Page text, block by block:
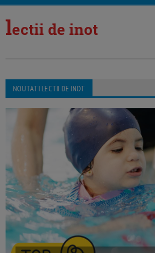
lectii de inot
NOUTATI LECTII DE INOT